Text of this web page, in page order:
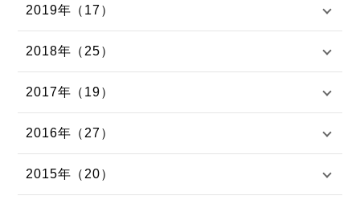
2019年（17）
2018年（25）
2017年（19）
2016年（27）
2015年（20）